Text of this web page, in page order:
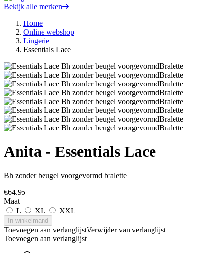
Bekijk alle merken
Home
Online webshop
Lingerie
Essentials Lace
Anita - Essentials Lace
Bh zonder beugel voorgevormd bralette
€64.95
Maat
L
XL XXL
In winkelmand
Toevoegen aan verlanglijstVerwijder van verlanglijst
Toevoegen aan verlanglijst